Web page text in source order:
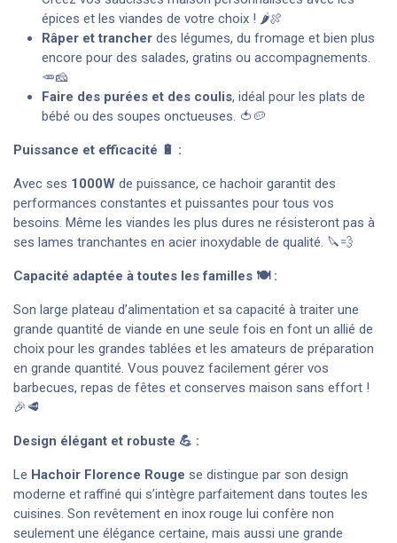
épices et les viandes de votre choix ! 🌶️🍖
Râper et trancher des légumes, du fromage et bien plus
encore pour des salades, gratins ou accompagnements.
🥕🧀
Faire des purées et des coulis, idéal pour les plats de
bébé ou des soupes onctueuses. 🍅🥔
Puissance et efficacité 🔋 :
Avec ses 1000W de puissance, ce hachoir garantit des
performances constantes et puissantes pour tous vos
besoins. Même les viandes les plus dures ne résisteront pas à
ses lames tranchantes en acier inoxydable de qualité. 🔪💨
Capacité adaptée à toutes les familles 🍽️ :
Son large plateau d’alimentation et sa capacité à traiter une
grande quantité de viande en une seule fois en font un allié de
choix pour les grandes tablées et les amateurs de préparation
en grande quantité. Vous pouvez facilement gérer vos
barbecues, repas de fêtes et conserves maison sans effort !
🎉🥩
Design élégant et robuste 💪 :
Le Hachoir Florence Rouge se distingue par son design
moderne et raffiné qui s’intègre parfaitement dans toutes les
cuisines. Son revêtement en inox rouge lui confère non
seulement une élégance certaine, mais aussi une grande